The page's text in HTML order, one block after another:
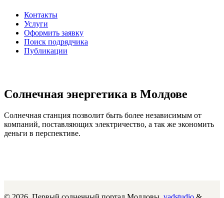
Контакты
Услуги
Оформить заявку
Поиск подрядчика
Публикации
Солнечная энергетика в Молдове
Солнечная станция позволит быть более независимым от
компаний, поставляющих электричество, а так же экономить
деньги в перспективе.